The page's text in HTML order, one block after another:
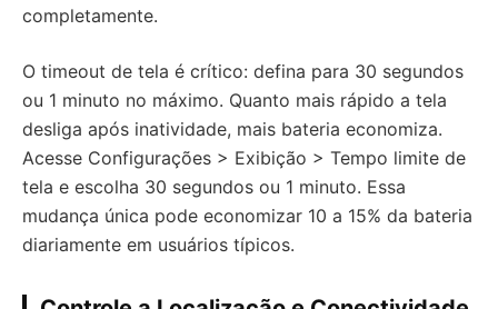
completamente.
O timeout de tela é crítico: defina para 30 segundos
ou 1 minuto no máximo. Quanto mais rápido a tela
desliga após inatividade, mais bateria economiza.
Acesse Configurações > Exibição > Tempo limite de
tela e escolha 30 segundos ou 1 minuto. Essa
mudança única pode economizar 10 a 15% da bateria
diariamente em usuários típicos.